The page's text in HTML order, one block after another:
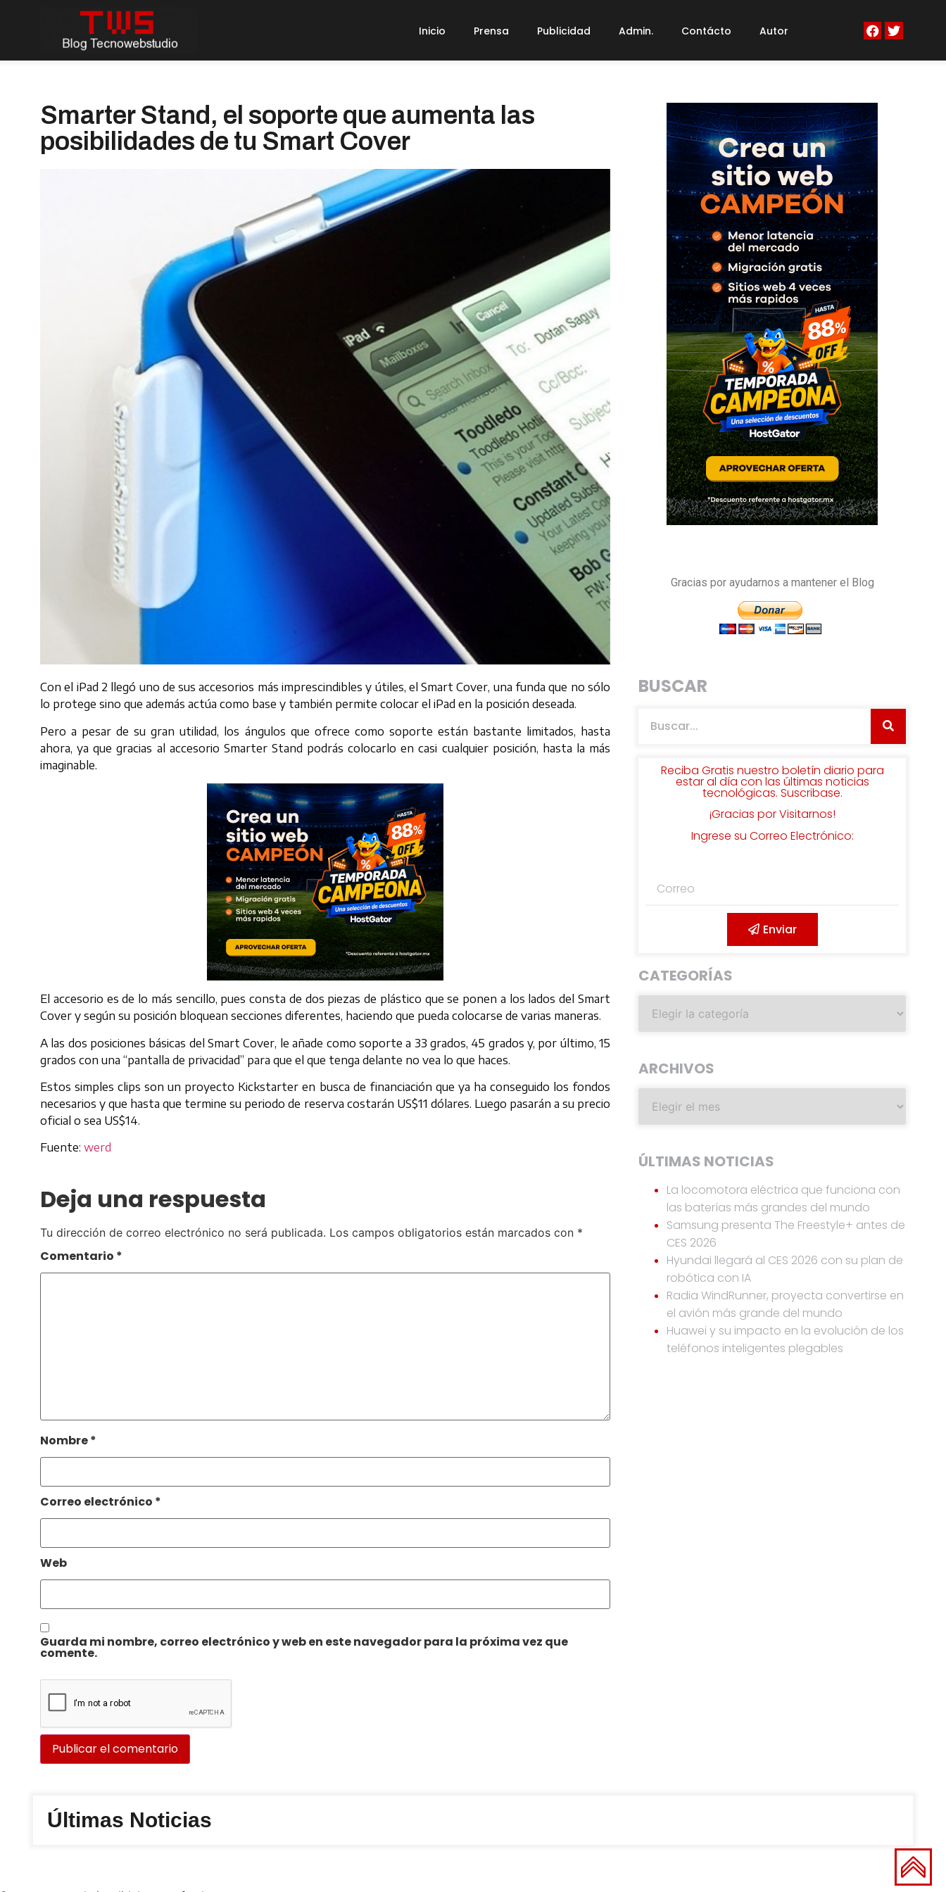
Inicio Prensa Publicidad Admin. Contácto Autor
Smarter Stand, el soporte que aumenta las
posibilidades de tu Smart Cover
Con el iPad 2 llegó uno de sus accesorios más imprescindibles y útiles, el Smart Cover, una funda que no sólo
lo protege sino que además actúa como base y también permite colocar el iPad en la posición deseada.
Pero a pesar de su gran utilidad, los ángulos que ofrece como soporte están bastante limitados, hasta
ahora, ya que gracias al accesorio Smarter Stand podrás colocarlo en casi cualquier posición, hasta la más
imaginable.
El accesorio es de lo más sencillo, pues consta de dos piezas de plástico que se ponen a los lados del Smart
Cover y según su posición bloquean secciones diferentes, haciendo que pueda colocarse de varias maneras.
A las dos posiciones básicas del Smart Cover, le añade como soporte a 33 grados, 45 grados y, por último, 15
grados con una “pantalla de privacidad” para que el que tenga delante no vea lo que haces.
Estos simples clips son un proyecto Kickstarter en busca de financiación que ya ha conseguido los fondos
necesarios y que hasta que termine su periodo de reserva costarán US$11 dólares. Luego pasarán a su precio
oficial o sea US$14.
Fuente: werd
Deja una respuesta
Tu dirección de correo electrónico no será publicada. Los campos obligatorios están marcados con *
Comentario *
Nombre*
Correo electrónico *
Web
Guarda mi nombre, correo electrónico y web en este navegador para la próxima vez que
comente.
Gracias por ayudarnos a mantener el Blog
BUSCAR
Reciba Gratis nuestro boletín diario para
estar al día con las últimas noticias
tecnológicas. Suscribase.
¡Gracias por Visitarnos!
Ingrese su Correo Electrónico:
Enviar
CATEGORÍAS
ARCHIVOS
ÚLTIMAS NOTICIAS
La locomotora eléctrica que funciona con
las baterías más grandes del mundo
Samsung presenta The Freestyle+ antes de
CES 2026
Hyundai llegará al CES 2026 con su plan de
robótica con IA
Radia WindRunner, proyecta convertirse en
el avión más grande del mundo
Huawei y su impacto en la evolución de los
teléfonos inteligentes plegables
Últimas Noticias